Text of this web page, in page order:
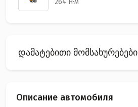
დამატებითი მომსახურებები
Описание автомобиля